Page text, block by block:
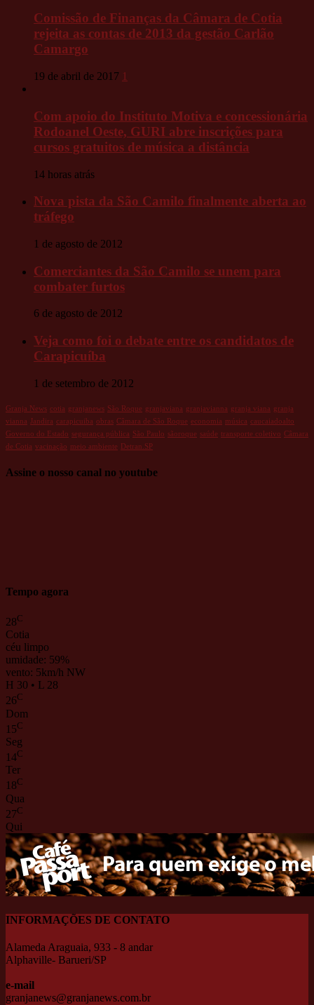
Comissão de Finanças da Câmara de Cotia
rejeita as contas de 2013 da gestão Carlão
Camargo
19 de abril de 2017 1
Com apoio do Instituto Motiva e concessionária
Rodoanel Oeste, GURI abre inscrições para
cursos gratuitos de música a distância
14 horas atrás
Nova pista da São Camilo finalmente aberta ao
tráfego
1 de agosto de 2012
Comerciantes da São Camilo se unem para
combater furtos
6 de agosto de 2012
Veja como foi o debate entre os candidatos de
Carapicuíba
1 de setembro de 2012
Granja News cotia granjanews São Roque granjaviana granjavianna granja viana granja
vianna
Jandira carapicuiba obras Câmara de São Roque economia música caucaiadoalto
Governo do Estado segurança pública São Paulo sãoroque saúde transporte coletivo Câmara
de Cotia vacinação meio ambiente Detran.SP
Assine o nosso canal no youtube
Tempo agora
28C
Cotia
céu limpo
umidade: 59%
vento: 5km/h NW
H 30 • L 28
26C
Dom
15C
Seg
14C
Ter
18C
Qua
27C
Qui
INFORMAÇÕES DE CONTATO
Alameda Araguaia, 933 - 8 andar
Alphaville- Barueri/SP
e-mail
granjanews@granjanews.com.br